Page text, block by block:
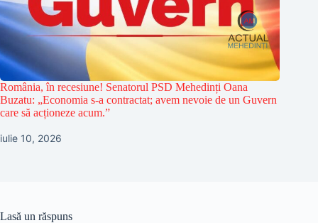
România, în recesiune! Senatorul PSD Mehedinți Oana
Buzatu: „Economia s-a contractat; avem nevoie de un Guvern
care să acționeze acum.”
iulie 10, 2026
Lasă un răspuns